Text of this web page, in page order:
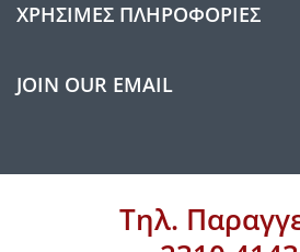
ΧΡΉΣΙΜΕΣ ΠΛΗΡΟΦΟΡΊΕΣ
JOIN OUR EMAIL
Τηλ.